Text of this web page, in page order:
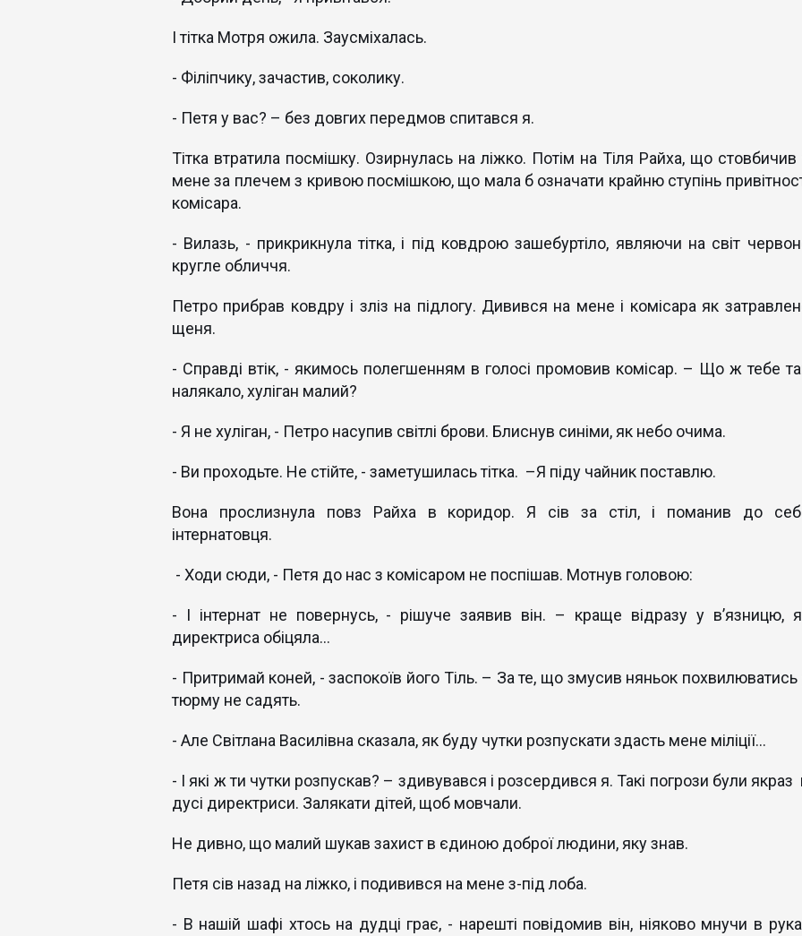
І тітка Мотря ожила. Заусміхалась.
- Філіпчику, зачастив, соколику.
- Петя у вас? – без довгих передмов спитався я.
Тітка втратила посмішку. Озирнулась на ліжко. Потім на Тіля Райха, що стовбичив
мене за плечем з кривою посмішкою, що мала б означати крайню ступінь
комісара.
- Вилазь, - прикрикнула тітка, і під ковдрою зашебуртіло, являючи на світ
кругле обличчя.
Петро прибрав ковдру і зліз на підлогу. Дивився на мене і комісара як
щеня.
- Справді втік, - якимось полегшенням в голосі промовив комісар. – Що ж тебе
налякало, хуліган малий?
- Я не хуліган, - Петро насупив світлі брови. Блиснув синіми, як небо очима.
- Ви проходьте. Не стійте, - заметушилась тітка. –Я піду чайник поставлю.
Вона прослизнула повз Райха в коридор. Я сів за стіл, і поманив до
інтернатовця.
- Ходи сюди, - Петя до нас з комісаром не поспішав. Мотнув головою:
- І інтернат не повернусь, - рішуче заявив він. – краще відразу у в’язницю,
директриса обіцяла...
- Притримай коней, - заспокоїв його Тіль. – За те, що змусив няньок похвилюватись
тюрму не садять.
- Але Світлана Василівна сказала, як буду чутки розпускати здасть мене міліції...
- І які ж ти чутки розпускав? – здивувався і розсердився я. Такі погрози були якраз
дусі директриси. Залякати дітей, щоб мовчали.
Не дивно, що малий шукав захист в єдиною доброї людини, яку знав.
Петя сів назад на ліжко, і подивився на мене з-під лоба.
- В нашій шафі хтось на дудці грає, - нарешті повідомив він, ніяково мнучи в